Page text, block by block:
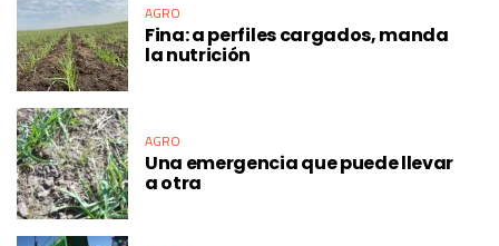
AGRO
Fina: a perfiles cargados, manda
la nutrición
AGRO
Una emergencia que puede llevar
a otra